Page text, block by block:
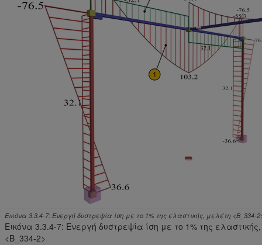
Εικόνα 3.3.4-7: Ενεργή δυστρεψία ίση με το 1% της ελαστικής, μελέτη <B_334-
Εικόνα 3.3.4-7: Ενεργή δυστρεψία ίση με το 1% της
<B_334-2>